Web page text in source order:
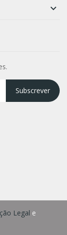

Subscrever
Legal e